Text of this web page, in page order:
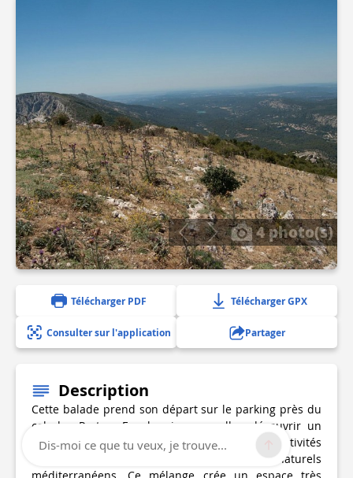
4 photo(s)
Télécharger PDF Télécharger GPX
Consulter sur l'application Partager
Description
Cette balade prend son départ sur le parking près du
col des Portes. En chemin vous allez découvrir un
paysage tout en mosaïque, qui mêle activités
humaines agricoles avec des milieux naturels
Dis-moi ce que tu veux, je trouve...